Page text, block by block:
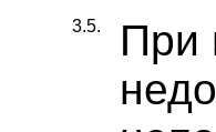
3.5.
При